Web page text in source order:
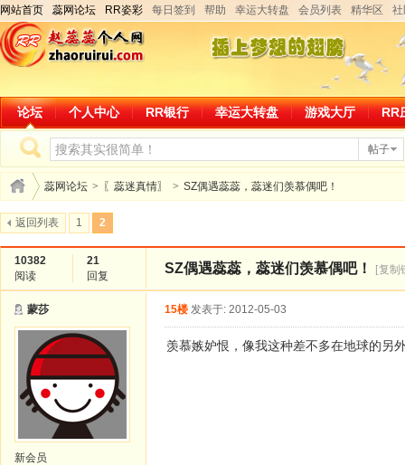
网站首页 蕊网论坛 RR姿彩 每日签到 帮助 幸运大转盘 会员列表 精华区
论坛 个人中心 RR银行 幸运大转盘 游戏大厅 RR
帖子
蕊网论坛 > 〖蕊迷真情〗 > SZ偶遇蕊蕊，蕊迷们羡慕偶吧！
返回列表 1 2
10382
阅读
21
回复
SZ偶遇蕊蕊，蕊迷们羡慕偶吧！ [复制
蒙莎
新会员
15楼 发表于: 2012-05-03
羡慕嫉妒恨，像我这种差不多在地球的另